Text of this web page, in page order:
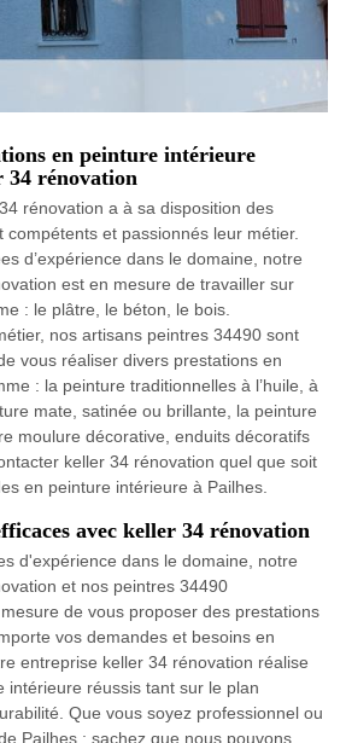
en peinture intérieure
34 rénovation
rénovation a à sa disposition des
compétents et passionnés leur métier.
d’expérience dans le domaine, notre
est en mesure de travailler sur
: le plâtre, le béton, le bois.
nos artisans peintres 34490 sont
vous réaliser divers prestations en
: la peinture traditionnelles à l’huile, à
mate, satinée ou brillante, la peinture
moulure décorative, enduits décoratifs
keller 34 rénovation quel que soit
en peinture intérieure à Pailhes.
avec keller 34 rénovation
d'expérience dans le domaine, notre
et nos peintres 34490
de vous proposer des prestations
vos demandes et besoins en
entreprise keller 34 rénovation réalise
intérieure réussis tant sur le plan
Que vous soyez professionnel ou
Pailhes ; sachez que nous pouvons